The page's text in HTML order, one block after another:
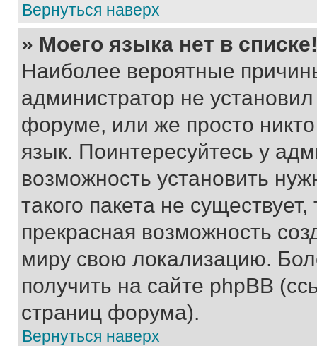
Вернуться наверх
» Моего языка нет в списке!
Наиболее вероятные
администратор не
форуме, или же просто
язык. Поинтересуйтесь у
возможность установить
такого пакета не
прекрасная возможность
миру свою локализацию.
получить на сайте phpBB
страниц форума).
Вернуться наверх